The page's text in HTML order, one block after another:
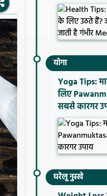
योगा
Yoga Tips:
लिए
सबसे कारगर
घरेलू नुस्खे